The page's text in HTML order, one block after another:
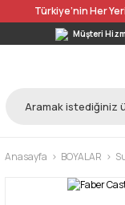
Türkiye’nin Her
Müşteri
Anasayfa BOYALAR